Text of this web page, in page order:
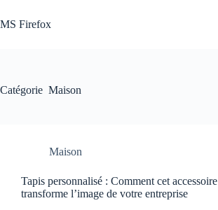
au
contenu
MS Firefox
Catégorie Maison
Maison
Tapis personnalisé : Comment cet accessoire
transforme l’image de votre entreprise